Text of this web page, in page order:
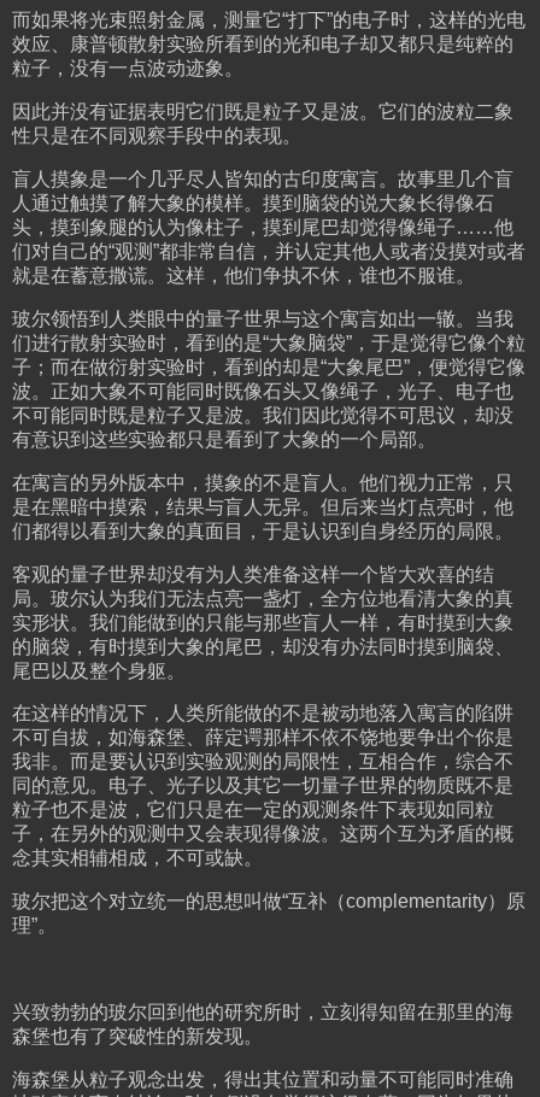
而如果将光束照射金属，测量它“打下”的电子时，这样的光电
效应、康普顿散射实验所看到的光和电子却又都只是纯粹的
粒子，没有一点波动迹象。
因此并没有证据表明它们既是粒子又是波。它们的波粒二象
性只是在不同观察手段中的表现。
盲人摸象是一个几乎尽人皆知的古印度寓言。故事里几个盲
人通过触摸了解大象的模样。摸到脑袋的说大象长得像石
头，摸到象腿的认为像柱子，摸到尾巴却觉得像绳子……他
们对自己的“观测”都非常自信，并认定其他人或者没摸对或者
就是在蓄意撒谎。这样，他们争执不休，谁也不服谁。
玻尔领悟到人类眼中的量子世界与这个寓言如出一辙。当我
们进行散射实验时，看到的是“大象脑袋”，于是觉得它像个粒
子；而在做衍射实验时，看到的却是“大象尾巴”，便觉得它像
波。正如大象不可能同时既像石头又像绳子，光子、电子也
不可能同时既是粒子又是波。我们因此觉得不可思议，却没
有意识到这些实验都只是看到了大象的一个局部。
在寓言的另外版本中，摸象的不是盲人。他们视力正常，只
是在黑暗中摸索，结果与盲人无异。但后来当灯点亮时，他
们都得以看到大象的真面目，于是认识到自身经历的局限。
客观的量子世界却没有为人类准备这样一个皆大欢喜的结
局。玻尔认为我们无法点亮一盏灯，全方位地看清大象的真
实形状。我们能做到的只能与那些盲人一样，有时摸到大象
的脑袋，有时摸到大象的尾巴，却没有办法同时摸到脑袋、
尾巴以及整个身躯。
在这样的情况下，人类所能做的不是被动地落入寓言的陷阱
不可自拔，如海森堡、薛定谔那样不依不饶地要争出个你是
我非。而是要认识到实验观测的局限性，互相合作，综合不
同的意见。电子、光子以及其它一切量子世界的物质既不是
粒子也不是波，它们只是在一定的观测条件下表现如同粒
子，在另外的观测中又会表现得像波。这两个互为矛盾的概
念其实相辅相成，不可或缺。
玻尔把这个对立统一的思想叫做“互补（complementarity）原
理”。
兴致勃勃的玻尔回到他的研究所时，立刻得知留在那里的海
森堡也有了突破性的新发现。
海森堡从粒子观念出发，得出其位置和动量不可能同时准确